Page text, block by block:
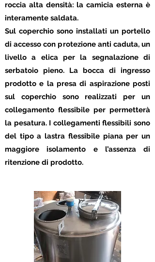
roccia alta densità: la camicia esterna è
interamente saldata.
Sul coperchio sono installati un portello
di accesso con protezione anti caduta, un
livello a elica per la segnalazione di
serbatoio pieno. La bocca di ingresso
prodotto e la presa di aspirazione posti
sul coperchio sono realizzati per un
collegamento flessibile per permetterà
la pesatura. I collegamenti flessibili sono
del tipo a lastra flessibile piana per un
maggiore isolamento e l’assenza di
ritenzione di prodotto.